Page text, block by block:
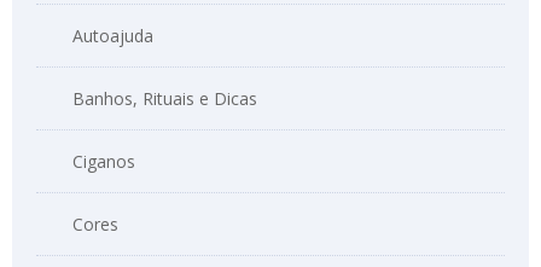
Autoajuda
Banhos, Rituais e Dicas
Ciganos
Cores